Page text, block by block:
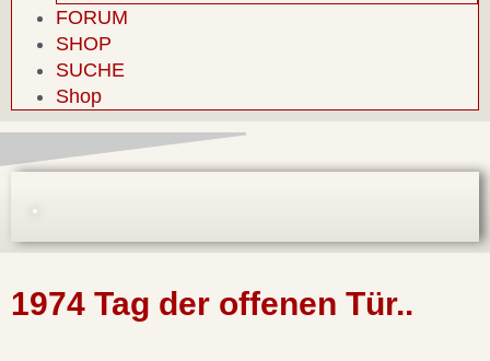
FORUM
SHOP
SUCHE
Shop
1974 Tag der offenen Tür..